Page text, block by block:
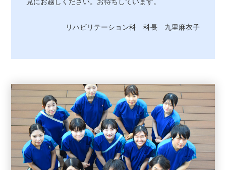
リハビリテーション科 科長 九里麻衣子